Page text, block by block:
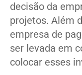
decisão da
projetos. Além
empresa de
ser levada em
colocar esses